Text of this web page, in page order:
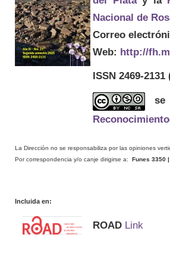
Nacional de
Correo
Web: http://
ISSN 2469-2131
La Dirección no se responsabiliza por las opiniones
Por correspondencia y/o canje dirigirse a: Funes 3350 |
Incluida en:
ROAD Link